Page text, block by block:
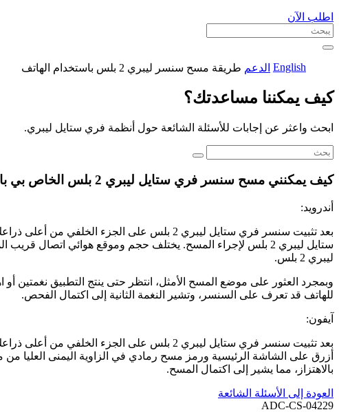
اطلب الآن
English الدعم طريقة مسح سنسر ليبري 2 بلس باستخدام الهاتف
كيف يمكننا مساعدتك؟
ابحث واعثر عن إجابات للأسئلة الشائعة حول أنظمة فري ستايل ليبري.
كيف يمكنني مسح سنسر فري ستايل ليبري 2 بلس الخاص بي باستخدام هاتفي؟
أندرويد:
بعد تثبيت سنسر فري ستايل ليبري 2 بلس
ستايل ليبري 2 بلس لإجراء المسح. يختلف حجم وموقع هوائي
ليبري 2 بلس.
للهاتف قد تعرف على السنسر، وتشير النغمة الثانية إلى اكتمال الفحص.
آيفون:
بعد تثبيت سنسر فري ستايل ليبري 2 بلس على
أزرق على الشاشة الرئيسية ورمز مسح رمادي في الزاوية اليمنى العليا
بالاهتزاز، مما يشير إلى اكتمال المسح.
العودة إلى الأسئلة الشائعة
ADC-CS-04229